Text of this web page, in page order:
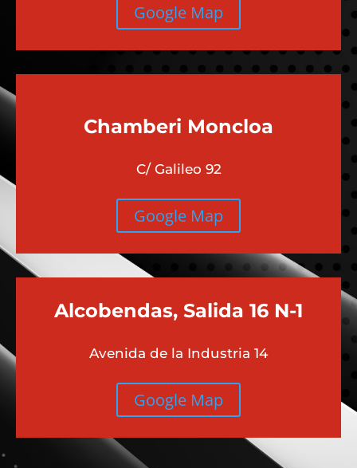
Google Map
Chamberi Moncloa
C/ Galileo 92
Google Map
Alcobendas, Salida 16 N-1
Avenida de la Industria 14
Google Map